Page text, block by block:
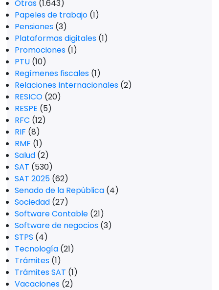
Otras (1.643)
Papeles de trabajo (1)
Pensiones (3)
Plataformas digitales (1)
Promociones (1)
PTU (10)
Regímenes fiscales (1)
Relaciones Internacionales (2)
RESICO (20)
RESPE (5)
RFC (12)
RIF (8)
RMF (1)
Salud (2)
SAT (530)
SAT 2025 (62)
Senado de la República (4)
Sociedad (27)
Software Contable (21)
Software de negocios (3)
STPS (4)
Tecnología (21)
Trámites (1)
Trámites SAT (1)
Vacaciones (2)